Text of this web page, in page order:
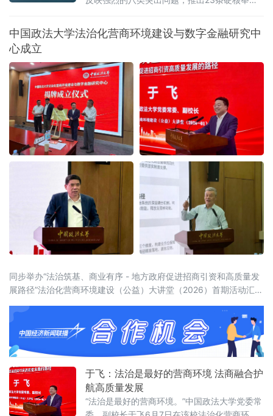
向全省营商环境的堵点痛点发起集中攻坚。精
准聚焦：八大领域，靶向施策与以往温和表述
中国政法大学法治化营商环境建设与数字金融研究中
心成立
同步举办“法治筑基、商业有序 - 地方政府促进招商引资和高质量发
展路径”法治化营商环境建设（公益）大讲堂（2026）首期活动汇聚
同聚焦法治化营商环境建设的理论前沿与实践路径。中国政法大学
党委常委、副校长于飞，全国政协委员、中国政法
于飞：法治是最好的营商环境 法商融合护
航高质量发展
“法治是最好的营商环境。”中国政法大学党委常